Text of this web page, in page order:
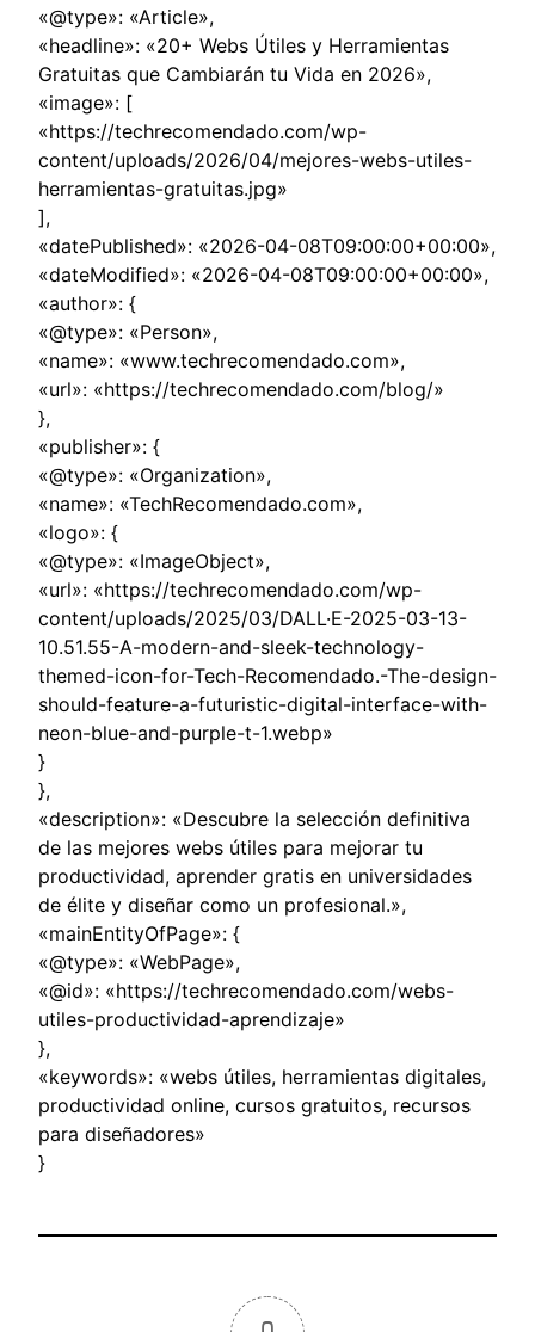
«@type»: «Article»,
«headline»: «20+ Webs Útiles y Herramientas
Gratuitas que Cambiarán tu Vida en 2026»,
«image»: [
«https://techrecomendado.com/wp-
content/uploads/2026/04/mejores-webs-utiles-
herramientas-gratuitas.jpg»
],
«datePublished»: «2026-04-08T09:00:00+00:00»,
«dateModified»: «2026-04-08T09:00:00+00:00»,
«author»: {
«@type»: «Person»,
«name»: «www.techrecomendado.com»,
«url»: «https://techrecomendado.com/blog/»
},
«publisher»: {
«@type»: «Organization»,
«name»: «TechRecomendado.com»,
«logo»: {
«@type»: «ImageObject»,
«url»: «https://techrecomendado.com/wp-
content/uploads/2025/03/DALL·E-2025-03-13-
10.51.55-A-modern-and-sleek-technology-
themed-icon-for-Tech-Recomendado.-The-design-
should-feature-a-futuristic-digital-interface-with-
neon-blue-and-purple-t-1.webp»
}
},
«description»: «Descubre la selección definitiva
de las mejores webs útiles para mejorar tu
productividad, aprender gratis en universidades
de élite y diseñar como un profesional.»,
«mainEntityOfPage»: {
«@type»: «WebPage»,
«@id»: «https://techrecomendado.com/webs-
utiles-productividad-aprendizaje»
},
«keywords»: «webs útiles, herramientas digitales,
productividad online, cursos gratuitos, recursos
para diseñadores»
}